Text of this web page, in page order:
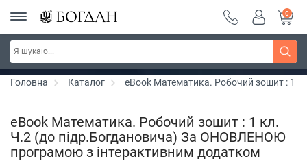
РОЗПРОДАЖ ~ 150 грн ~ 200 грн ~ 250 грн ~
300 грн ~ РОЗПРОДАЖ
Дізнатись більше
0
Головна Каталог eBook Математика. Робочий зошит : 1
eBook Математика. Робочий зошит : 1 кл.
Ч.2 (до підр.Богдановича) За ОНОВЛЕНОЮ
програмою з інтерактивним додатком